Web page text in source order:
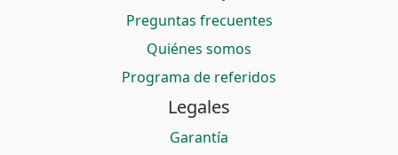
Preguntas frecuentes
Quiénes somos
Programa de referidos
Legales
Garantía